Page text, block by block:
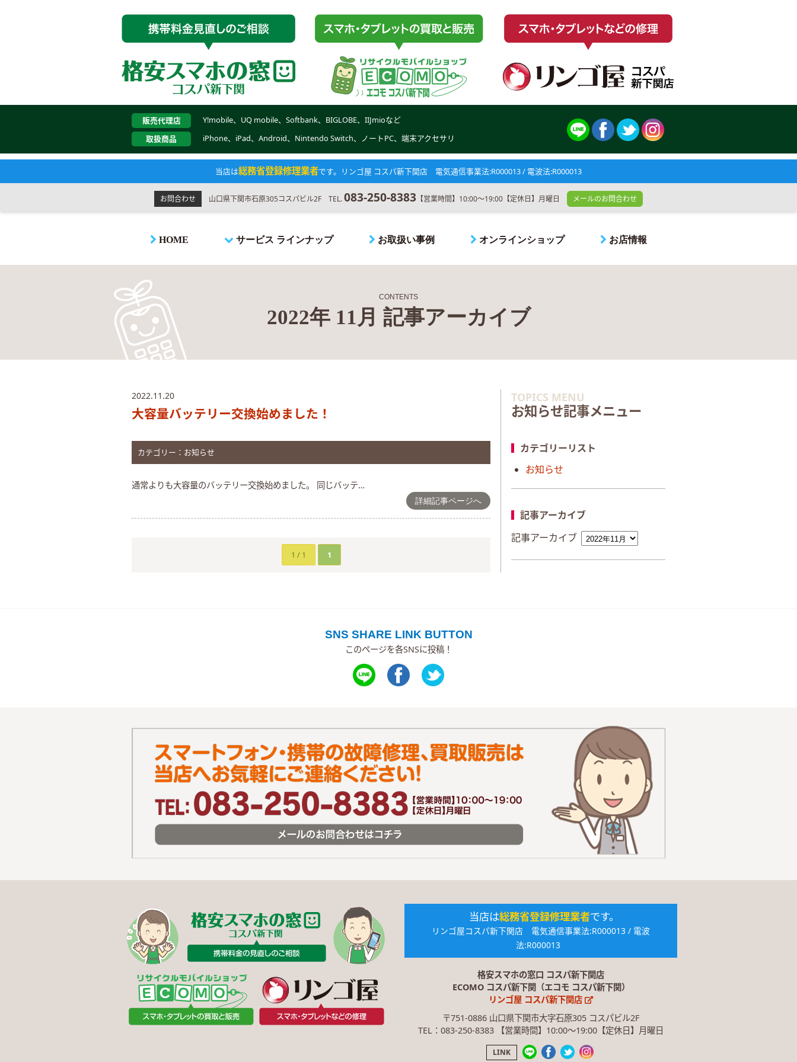
販売代理店
Y!mobile、UQ mobile、Softbank、BIGLOBE、IIJmioなど
取扱商品
iPhone、iPad、Android、Nintendo Switch、ノートPC、端末アクセサリ
当店は総務省登録修理業者です。 リンゴ屋 コスパ新下関店 電気通信事業法:R000013 / 電波法:R000013
お問合わせ 山口県下関市石原305コスパビル2F TEL.083-250-8383 【営業時間】10:00～19:00【定休日】月曜日 メールのお問合わせ
HOME サービス ラインナップ お取扱い事例 オンラインショップ お店情報
CONTENTS
2022年 11月 記事アーカイブ
2022.11.20
大容量バッテリー交換始めました！
カテゴリー： お知らせ
通常よりも大容量のバッテリー交換始めました。 同じバッテ…
詳細記事ページへ
1 / 1 1
TOPICS MENU
お知らせ記事メニュー
カテゴリーリスト
お知らせ
記事アーカイブ
記事アーカイブ
SNS SHARE LINK BUTTON
このページを各SNSに投稿！
当店は総務省登録修理業者です。
リンゴ屋コスパ新下関店 電気通信事業法:R000013 / 電波
法:R000013
格安スマホの窓口 コスパ新下関店
ECOMO コスパ新下関（エコモ コスパ新下関）
リンゴ屋 コスパ新下関店
〒751-0886 山口県下関市大字石原305 コスパビル2F
TEL：083-250-8383 【営業時間】10:00〜19:00【定休日】月曜日
LINK